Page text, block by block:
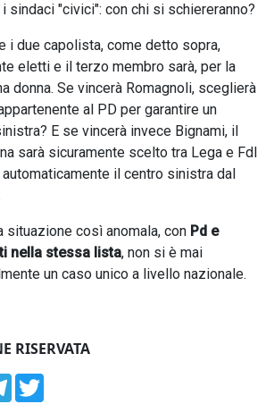
sindaci "civici": con chi si schiereranno?
i due capolista, come detto sopra,
eletti e il terzo membro sarà, per la
donna. Se vincerà Romagnoli, sceglierà
al PD per garantire un
E se vincerà invece Bignami, il
sarà sicuramente scelto tra Lega e FdI
il centro sinistra dal
situazione così anomala, con Pd e
nella stessa lista, non si è mai
un caso unico a livello nazionale.
RISERVATA
Telegram